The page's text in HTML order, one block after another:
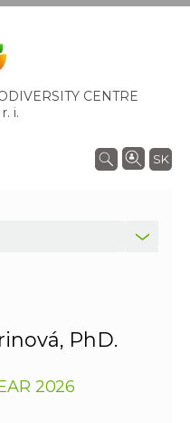
CENTRE
i.
SK
PhD.
2026